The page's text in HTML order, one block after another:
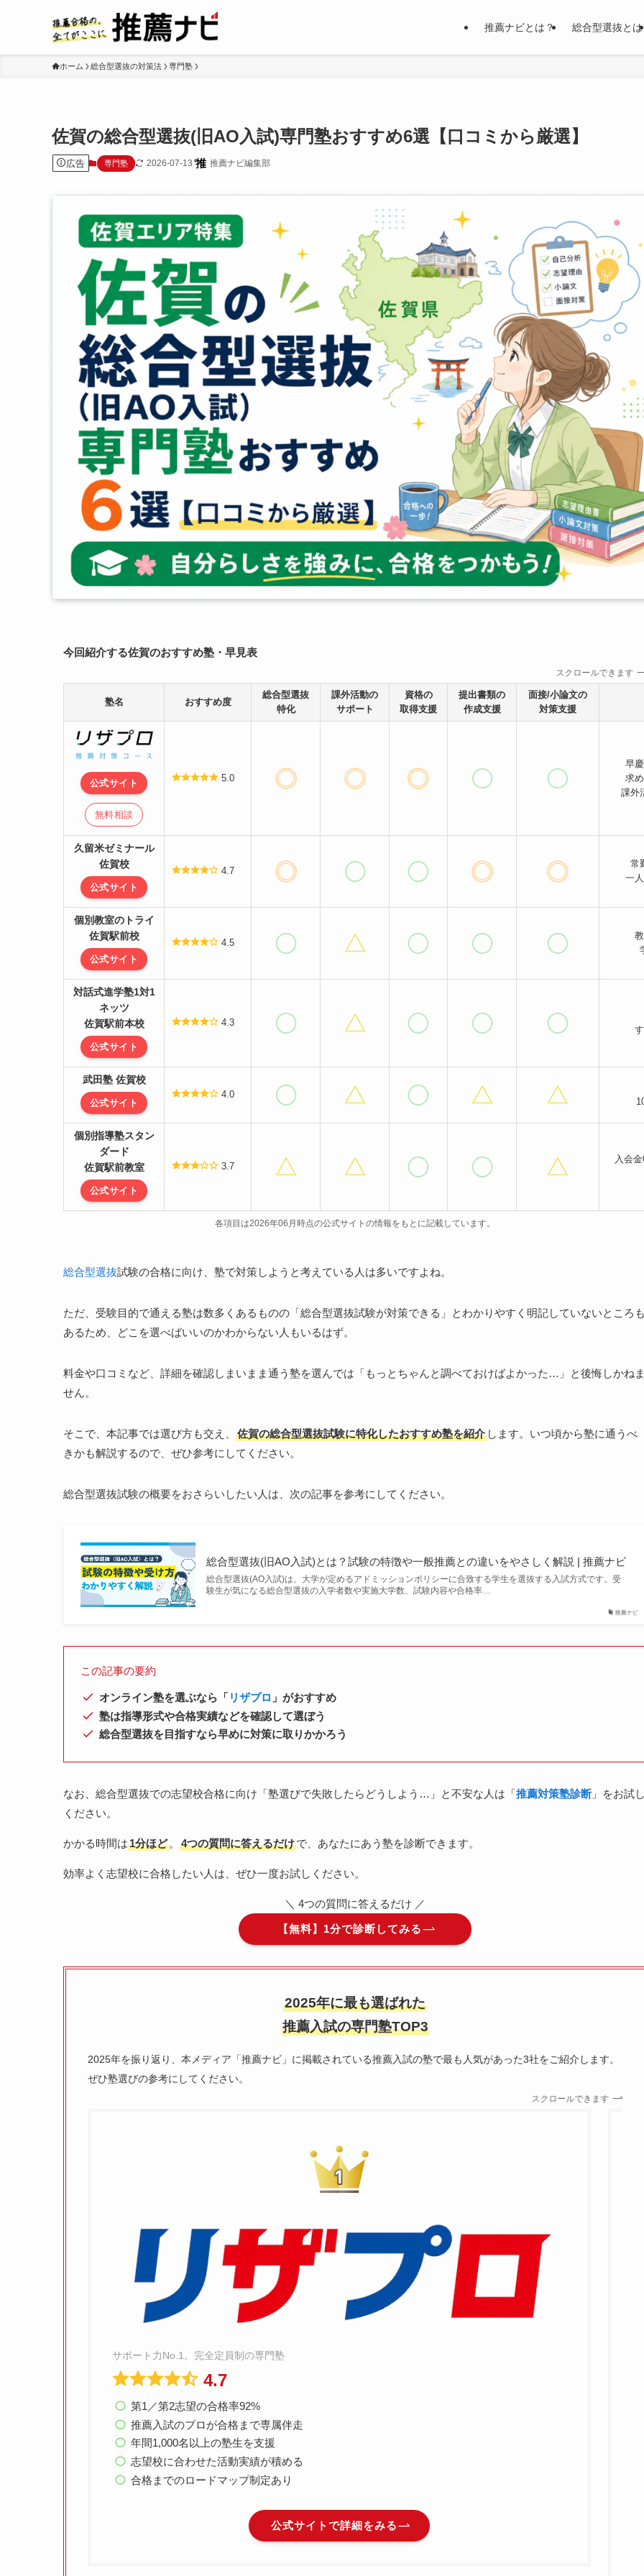
推薦ナビとは？ 総合型選抜とは
ホーム 総合型選抜の対策法 専門塾
佐賀の総合型選抜(旧AO入試)専門塾おすすめ6選【口コミから厳選】
広告 専門塾 2026-07-13 推薦ナビ編集部
今回紹介する佐賀のおすすめ塾・早見表
スクロールできます
塾名 おすすめ度
総合型選抜
特化
課外活動の
サポート
資格の
取得支援
提出書類の
作成支援
面接/小論文の
対策支援
公式サイト
無料相談
5.0
早
求
課外
久留米ゼミナール
佐賀校
公式サイト
4.7
常
一
個別教室のトライ
佐賀駅前校
公式サイト
4.5
対話式進学塾1対1
ネッツ
佐賀駅前本校
公式サイト
4.3
武田塾 佐賀校
公式サイト
4.0
個別指導塾スタン
ダード
佐賀駅前教室
公式サイト
3.7
入会
各項目は2026年06月時点の公式サイトの情報をもとに記載しています。
総合型選抜試験の合格に向け、塾で対策しようと考えている人は多いですよね。
ただ、受験目的で通える塾は数多くあるものの「総合型選抜試験が対策できる」とわかりやすく明記していないところ
あるため、どこを選べばいいのかわからない人もいるはず。
料金や口コミなど、詳細を確認しまいまま通う塾を選んでは「もっとちゃんと調べておけばよかった…」と後悔しかね
せん。
そこで、本記事では選び方も交え、 佐賀の総合型選抜試験に特化したおすすめ塾を紹介 します。いつ頃から塾に通うべ
きかも解説するので、ぜひ参考にしてください。
総合型選抜試験の概要をおさらいしたい人は、次の記事を参考にしてください。
推薦ナビ
総合型選抜(旧AO入試)とは？試験の特徴や一般推薦との違いをやさしく解説 | 推薦ナビ
総合型選抜(AO入試)は、大学が定めるアドミッションポリシーに合致する学生を選抜する入試方式です。受
験生が気になる総合型選抜の入学者数や実施大学数、試験内容や合格率…
この記事の要約
オンライン塾を選ぶなら「 リザプロ 」がおすすめ
塾は指導形式や合格実績などを確認して選ぼう
総合型選抜を目指すなら早めに対策に取りかかろう
なお、総合型選抜での志望校合格に向け「塾選びで失敗したらどうしよう…」と不安な人は「推薦対策塾診断」をお試
ください。
かかる時間は1分ほど 。 4つの質問に答えるだけで、あなたにあう塾を診断できます。
効率よく志望校に合格したい人は、ぜひ一度お試しください。
＼ 4つの質問に答えるだけ ／
【無料】1分で診断してみる
2025年に最も選ばれた
推薦入試の専門塾TOP3
2025年を振り返り、本メディア「推薦ナビ」に掲載されている推薦入試の塾で最も人気があった3社をご紹介します。
ぜひ塾選びの参考にしてください。
スクロールできます
サポート力No.1。完全定員制の専門塾
4.7
第1／第2志望の合格率92%
推薦入試のプロが合格まで専属伴走
年間1,000名以上の塾生を支援
志望校に合わせた活動実績が積める
合格までのロードマップ制定あり
公式サイトで詳細をみる